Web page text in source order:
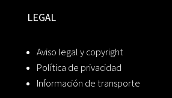
LEGAL
Aviso legal y copyright
Política de privacidad
Información de transporte